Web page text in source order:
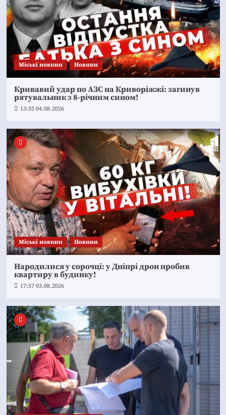
Mіські новини Новини
Кривавий удар по АЗС на Криворіжжі: загинув
рятувальник з 8-річним сином!
13:55 04.08.2026
Mіські новини Новини
Народилися у сорочці: у Дніпрі дрон пробив
квартиру в будинку!
17:57 03.08.2026